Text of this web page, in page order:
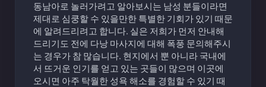
동남아로 놀러가려고 알아보시는 남성 분들이라면
제대로 심쿵할 수 있을만한 특별한 기회가 있기 때문
에 알려드리려고 합니다. 실은 저희가 먼저 안내해
드리기도 전에 다낭 마사지에 대해 폭풍 문의해주시
는 경우가 참 많습니다. 현지에서 뿐 아니라 국내에
서 뜨거운 인기를 얻고 있는 곳들이 많으며 이곳에
오시면 아주 탁월한 성욕 해소를 경험할 수 있기 때